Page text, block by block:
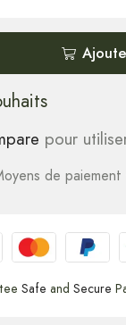
pour
de paiement
Safe and Secure